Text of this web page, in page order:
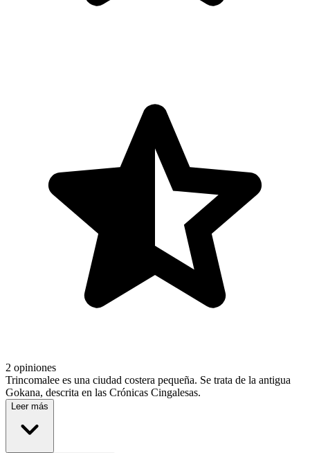
2 opiniones
Trincomalee es una ciudad costera pequeña. Se trata de la antigua
Gokana, descrita en las Crónicas Cingalesas.
Leer más